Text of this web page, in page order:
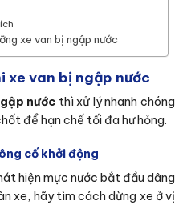
xe van bị ngập nước
xe van bị ngập nước
nước thì xử lý nhanh chóng
để hạn chế tối đa hư hỏng.
cố khởi động
hiện mực nước bắt đầu dâng
xe, hãy tìm cách dừng xe ở vị